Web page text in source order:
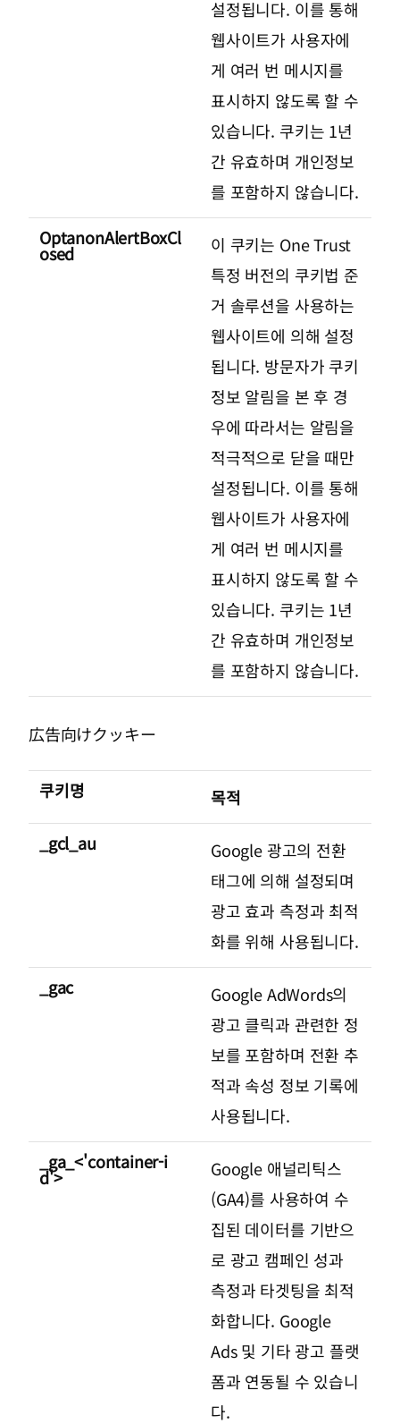
설정됩니다. 이를 통해
웹사이트가 사용자에
게 여러 번 메시지를
표시하지 않도록 할 수
있습니다. 쿠키는 1년
간 유효하며 개인정보
를 포함하지 않습니다.
OptanonAlertBoxCl
osed
이 쿠키는 One Trust
특정 버전의 쿠키법 준
거 솔루션을 사용하는
웹사이트에 의해 설정
됩니다. 방문자가 쿠키
정보 알림을 본 후 경
우에 따라서는 알림을
적극적으로 닫을 때만
설정됩니다. 이를 통해
웹사이트가 사용자에
게 여러 번 메시지를
표시하지 않도록 할 수
있습니다. 쿠키는 1년
간 유효하며 개인정보
를 포함하지 않습니다.
広告向けクッキー
쿠키명
목적
_gcl_au
Google 광고의 전환
태그에 의해 설정되며
광고 효과 측정과 최적
화를 위해 사용됩니다.
_gac
Google AdWords의
광고 클릭과 관련한 정
보를 포함하며 전환 추
적과 속성 정보 기록에
사용됩니다.
_ga_<'container-i
d'>
Google 애널리틱스
(GA4)를 사용하여 수
집된 데이터를 기반으
로 광고 캠페인 성과
측정과 타겟팅을 최적
화합니다. Google
Ads 및 기타 광고 플랫
폼과 연동될 수 있습니
다.